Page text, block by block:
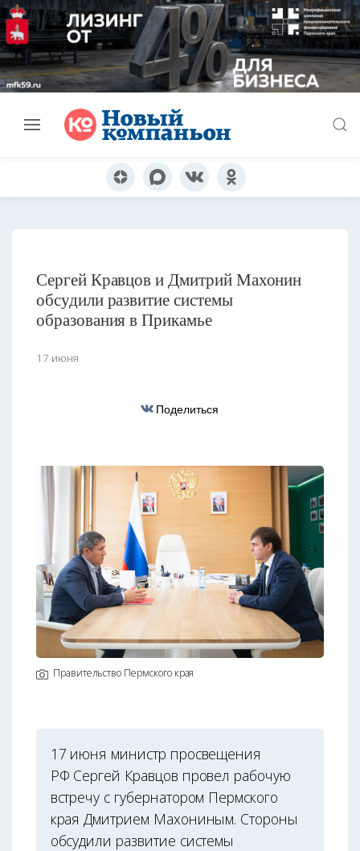
Сергей Кравцов и Дмитрий Махонин
обсудили развитие системы
образования в Прикамье
17 июня
Поделиться
Правительство Пермского края
17 июня министр просвещения
РФ Сергей Кравцов провел рабочую
встречу с губернатором Пермского
края Дмитрием Махониным. Стороны
обсудили развитие системы